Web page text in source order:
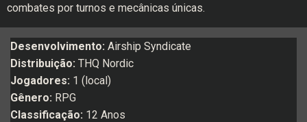
combates por turnos e mecânicas únicas.
Desenvolvimento: Airship Syndicate
Distribuição: THQ Nordic
Jogadores: 1 (local)
Gênero: RPG
Classificação: 12 Anos